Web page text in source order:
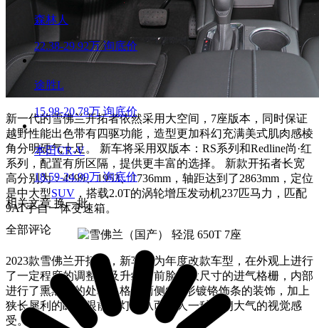
新一代的雪佛兰开拓者依然采用大空间，7座版本，同时保证
越野性能出色带有四驱功能，造型更加科幻充满美式肌肉感棱
角分明硬气十足。 新车将采用双版本：RS系列和Redline尚·红
系列，配置有所区隔，提供更丰富的选择。 新款开拓者长宽
高分别为：4999、1953、1736mm，轴距达到了2863mm，定位
是中大型SUV ，搭载2.0T的涡轮增压发动机237匹马力，匹配
9AT手自一体变速箱。
2023款雪佛兰开拓者，新车作为年度改款车型，在外观上进行
了一定程度的调整以及升级，前脸超大尺寸的进气格栅，内部
进行了熏黑式的处理，格栅两侧C字形镀铬饰条的装饰，加上
狭长犀利的眯眯眼前大灯，从而给人一种硬朗大气的视觉感
受。
森林人
22.38-29.92万 询底价
途胜L
15.98-20.78万 询底价
本田CR-V
18.59-24.99万 询底价
相关文章 换一批
全部评论